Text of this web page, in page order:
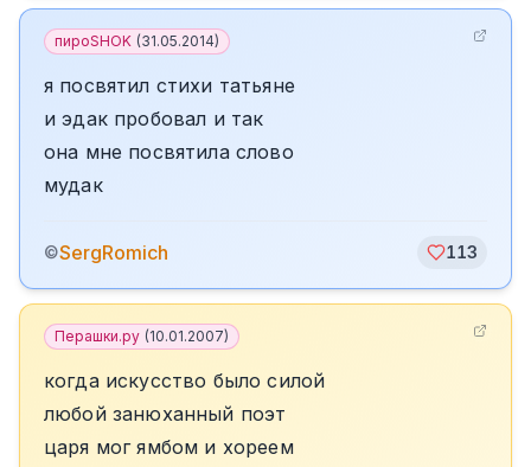
пироSHOK (31.05.2014)
я посвятил стихи татьяне
и эдак пробовал и так
она мне посвятила слово
мудак
©SergRomich 113
Перашки.ру (10.01.2007)
когда искусство было силой
любой занюханный поэт
царя мог ямбом и хореем